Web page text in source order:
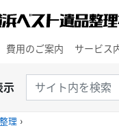
費用のご案内 サービス
示
理 ›